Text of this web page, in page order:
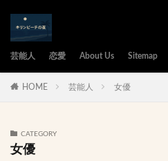
芸能人 恋愛 About Us Sitemap
HOME 芸能人 女優
CATEGORY
女優